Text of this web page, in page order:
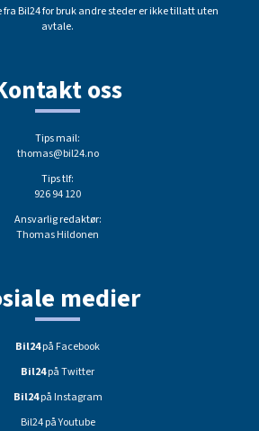
Bil24 for bruk andre steder er ikke tillatt uten
avtale.
oss
Tips mail:
thomas@bil24.no
Tips tlf:
926 94 120
Ansvarlig redaktør:
Thomas Hildonen
medier
Bil24på Facebook
Bil24på Twitter
Bil24på Instagram
Bil24 på Youtube